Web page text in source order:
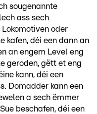
sougenannte
ass sech
oder
kafen, déi een dann an
an engem Level eng
geroden, gëtt et eng
kann, déi een
Domadder kann een
a sech ëmmer
beschafen, déi een